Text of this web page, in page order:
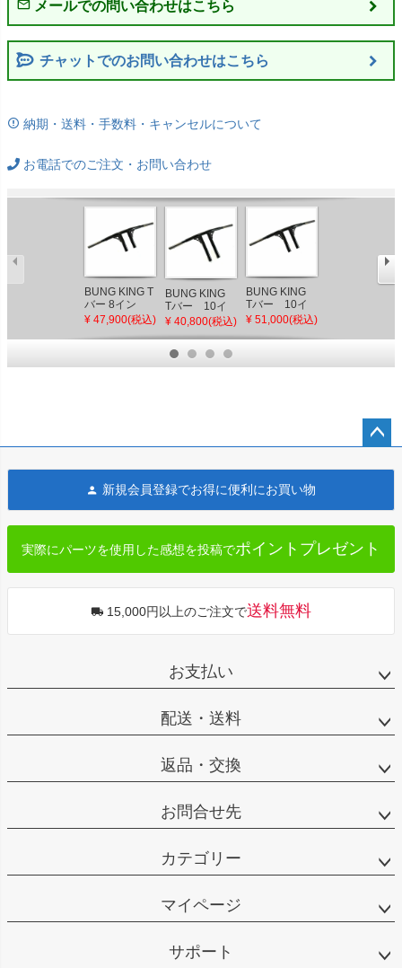
チャットでのお問い合わせはこちら
納期・送料・手数料・キャンセルについて
お電話でのご注文・お問い合わせ
BUNG KING T
バー 8イン
チ ケーブル
用 グロスブ
¥ 47,900(税込)
BUNG KING
Tバー 10イ
ンチ ケーブ
ブラック
¥ 40,800(税込)
BUNG KING
Tバー 10イ
ンチ サテン
スロットル用
¥ 51,000(税込)
車用 サテン
へ
新規会員登録でお得に便利にお買い物
実際にパーツを使用した感想を投稿でポイントプレゼント
15,000円以上のご注文で送料無料
お支払い
配送・送料
返品・交換
お問合せ先
カテゴリー
マイページ
サポート